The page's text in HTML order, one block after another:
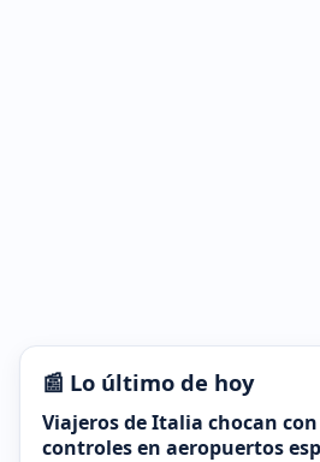
📰 Lo último de hoy
Viajeros de Italia chocan
controles en aeropuertos